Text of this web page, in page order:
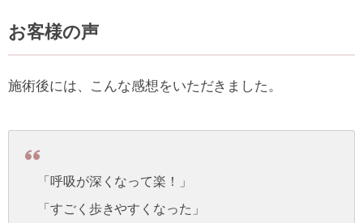
お客様の声
施術後には、こんな感想をいただきました。
「呼吸が深くなって楽！」
「すごく歩きやすくなった」